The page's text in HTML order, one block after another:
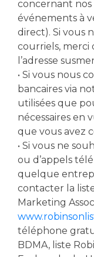
concernant nos
événements à
direct). Si vous
courriels, merci
l’adresse
• Si vous nous
bancaires via
utilisées que
nécessaires en
que vous avez
• Si vous ne
ou d’appels
quelque
contacter la
Marketing
téléphone
BDMA, liste